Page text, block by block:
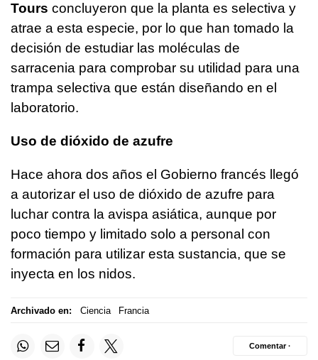
Tours concluyeron que la planta es selectiva y
atrae a esta especie, por lo que han tomado la
decisión de estudiar las moléculas de
sarracenia para comprobar su utilidad para una
trampa selectiva que están diseñando en el
laboratorio.
Uso de dióxido de azufre
Hace ahora dos años el Gobierno francés llegó
a autorizar el uso de dióxido de azufre para
luchar contra la avispa asiática, aunque por
poco tiempo y limitado solo a personal con
formación para utilizar esta sustancia, que se
inyecta en los nidos.
Archivado en: Ciencia Francia
Comentar ·